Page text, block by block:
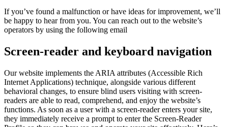
If you’ve found a malfunction or have ideas for improvement, we’ll
be happy to hear from you. You can reach out to the website’s
operators by using the following email
Screen-reader and keyboard navigation
Our website implements the ARIA attributes (Accessible Rich
Internet Applications) technique, alongside various different
behavioral changes, to ensure blind users visiting with screen-
readers are able to read, comprehend, and enjoy the website’s
functions. As soon as a user with a screen-reader enters your site,
they immediately receive a prompt to enter the Screen-Reader